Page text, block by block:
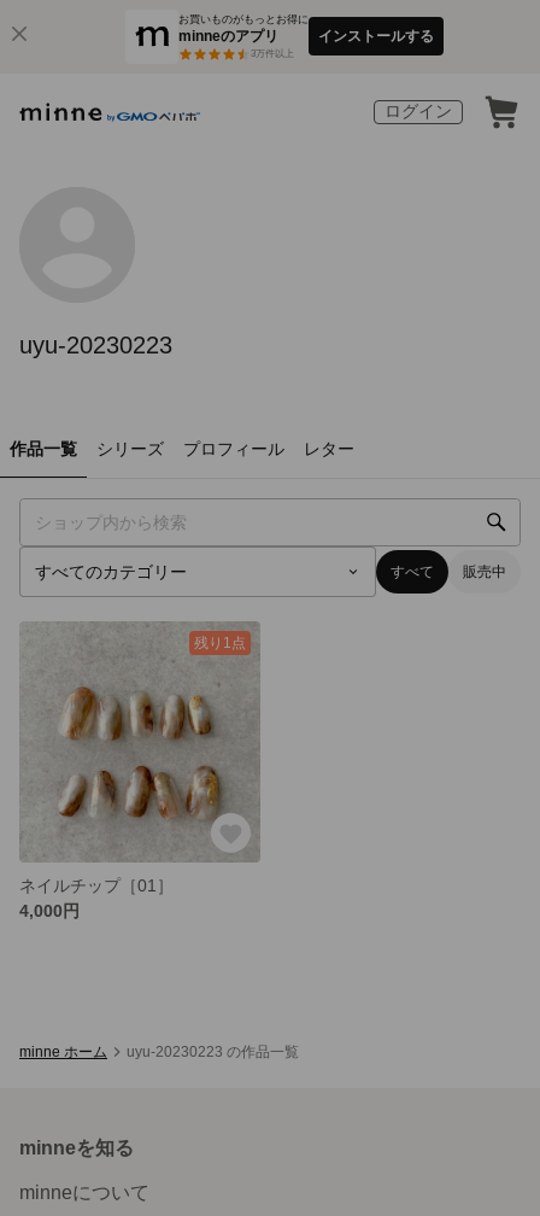
お買いものがもっとお得に
minneのアプリ
3万件以上
インストールする
ログイン
uyu-20230223
作品一覧 シリーズ プロフィール レター
すべて 販売中
残り1点
ネイルチップ［01］
4,000円
minne ホーム uyu-20230223 の作品一覧
minneを知る
minneについて